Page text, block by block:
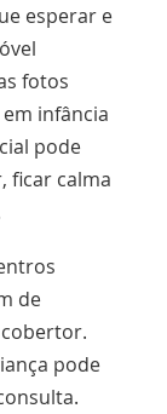
esperar e
fotos
infância
pode
ficar calma
de
pode